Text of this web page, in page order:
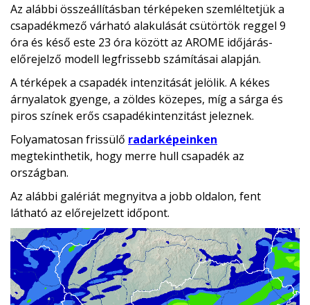
Az alábbi összeállításban térképeken szemléltetjük a
csapadékmező várható alakulását csütörtök reggel 9
óra és késő este 23 óra között az AROME időjárás-
előrejelző modell legfrissebb számításai alapján.
A térképek a csapadék intenzitását jelölik. A kékes
árnyalatok gyenge, a zöldes közepes, míg a sárga és
piros színek erős csapadékintenzitást jeleznek.
Folyamatosan frissülő radarképeinken
megtekinthetik, hogy merre hull csapadék az
országban.
Az alábbi galériát megnyitva a jobb oldalon, fent
látható az előrejelzett időpont.